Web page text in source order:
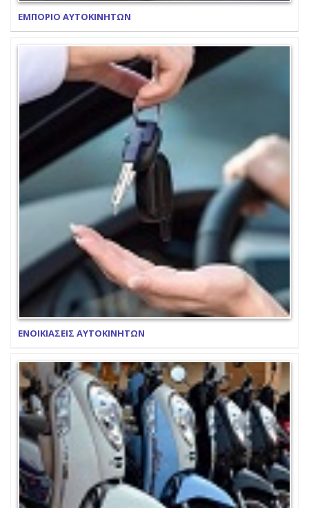
ΕΜΠΟΡΙΟ ΑΥΤΟΚΙΝΗΤΩΝ
ΕΝΟΙΚΙΑΣΕΙΣ ΑΥΤΟΚΙΝΗΤΩΝ